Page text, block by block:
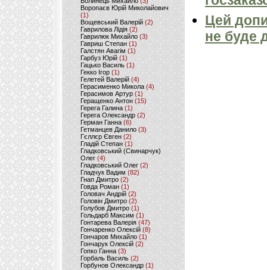
Воропаєв Юрій Миколайович
(1)
Вощевський Валерій(2)
Гаврилова Лідія (2)
Гаврилюк Михайло (3)
Гавриш Степан (1)
Галстян Авагім (1)
Гарбуз Юрій (1)
Гацько Василь (1)
Гекко Ігор(1)
Гелетей Валерій (4)
Герасименко Микола (4)
Герасимов Артур (1)
Геращенко Антон(15)
Герега Галина (1)
Герега Олександр (2)
Герман Ганна (6)
Гетманцев Данило (3)
Гєллєр Євген (2)
Гладій Степан(1)
Гладковський (Свинарчук)
Олег (4)
Гладковський Олег (2)
Гладчук Вадим (82)
Гнап Дмитро (2)
Говда Роман(1)
Головач Андрій (2)
Головін Дмитро (2)
Голубов Дмитро (1)
Гольдарб Максим(1)
Гонтарева Валерія (47)
Гончаренко Олексій(8)
Гончаров Михайло (1)
Гончарук Олексій (2)
Гопко Ганна (3)
Горбаль Василь (2)
Горбунов Олександр (1)
Цей
не буде